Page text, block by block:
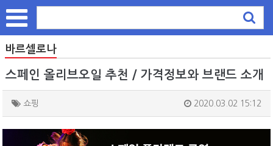
바르셀로나
스페인 올리브오일 추천 / 가격정보와 브랜드 소개
쇼핑 2020.03.02 15:12